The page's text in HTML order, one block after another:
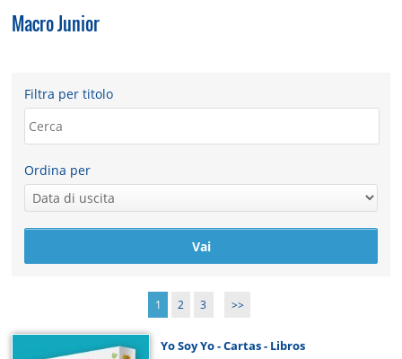
Macro Junior
Filtra per titolo
Ordina per
1 2 3 >>
Yo Soy Yo - Cartas - Libros